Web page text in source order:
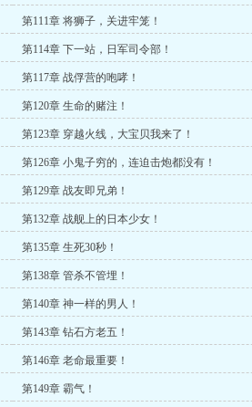
第111章 将狮子，关进牢笼！
第114章 下一站，日军司令部！
第117章 战俘营的咆哮！
第120章 生命的赌注！
第123章 穿越火线，大宝贝我来了！
第126章 小鬼子穷的，连迫击炮都没有！
第129章 战友即兄弟！
第132章 战舰上的日本少女！
第135章 生死30秒！
第138章 管杀不管埋！
第140章 神一样的男人！
第143章 钻石方老五！
第146章 老命最重要！
第149章 霸气！